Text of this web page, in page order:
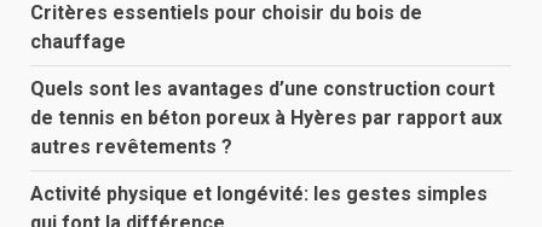
Critères essentiels pour choisir du bois de
chauffage
Quels sont les avantages d’une construction court
de tennis en béton poreux à Hyères par rapport aux
autres revêtements ?
Activité physique et longévité: les gestes simples